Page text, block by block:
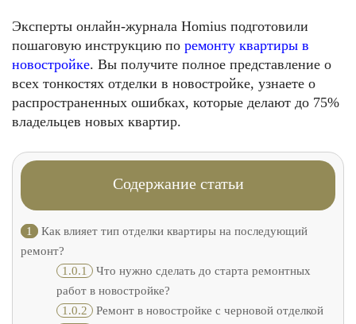
Эксперты онлайн-журнала Homius подготовили
пошаговую инструкцию по ремонту квартиры в
новостройке. Вы получите полное представление о
всех тонкостях отделки в новостройке, узнаете о
распространенных ошибках, которые делают до 75%
владельцев новых квартир.
Содержание статьи
1
Как влияет тип отделки квартиры на последующий
ремонт?
1.0.1
Что нужно сделать до старта ремонтных
работ в новостройке?
1.0.2
Ремонт в новостройке с черновой отделкой